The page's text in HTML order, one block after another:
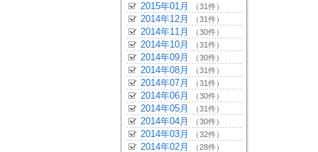
2015年01月 （31件）
2014年12月 （31件）
2014年11月 （30件）
2014年10月 （31件）
2014年09月 （30件）
2014年08月 （31件）
2014年07月 （31件）
2014年06月 （30件）
2014年05月 （31件）
2014年04月 （30件）
2014年03月 （32件）
2014年02月 （28件）